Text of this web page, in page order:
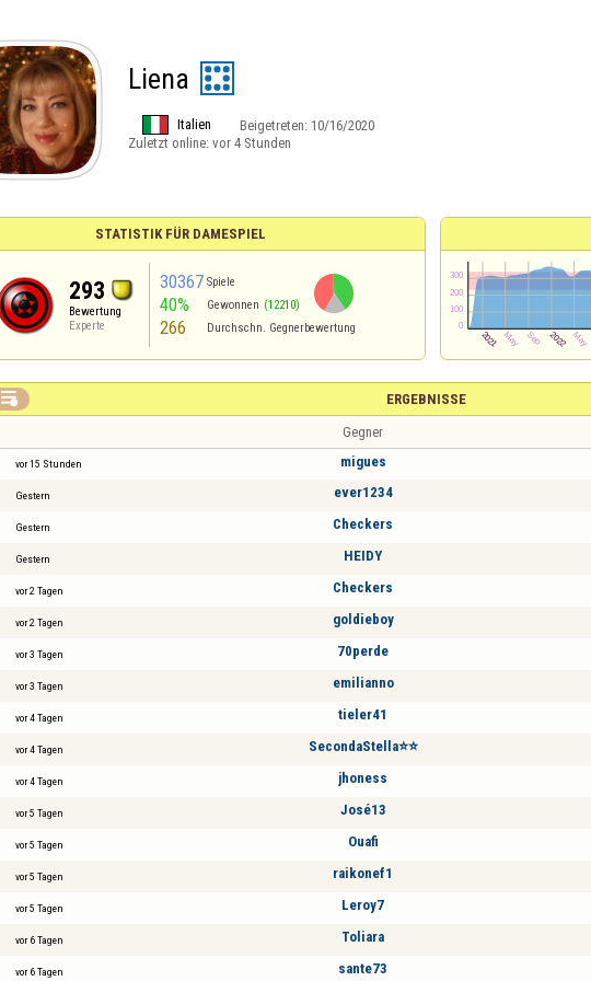
Liena
Italien Beigetreten: 10/16/2020
Zuletzt online: vor 4 Stunden
STATISTIK FÜR DAMESPIEL
293
Bewertung
Experte
30367 Spiele
40% Gewonnen (12210)
266 Durchschn. Gegnerbewertung
ERGEBNISSE

Gegner
vor 15 Stunden migues
Gestern ever1234
Gestern Checkers
Gestern HEIDY
vor 2 Tagen Checkers
vor 2 Tagen goldieboy
vor 3 Tagen 70perde
vor 3 Tagen emilianno
vor 4 Tagen tieler41
vor 4 Tagen SecondaStella⭐⭐
vor 4 Tagen jhoness
vor 5 Tagen José13
vor 5 Tagen Ouafi
vor 5 Tagen raikonef1
vor 5 Tagen Leroy7
vor 6 Tagen Toliara
vor 6 Tagen sante73